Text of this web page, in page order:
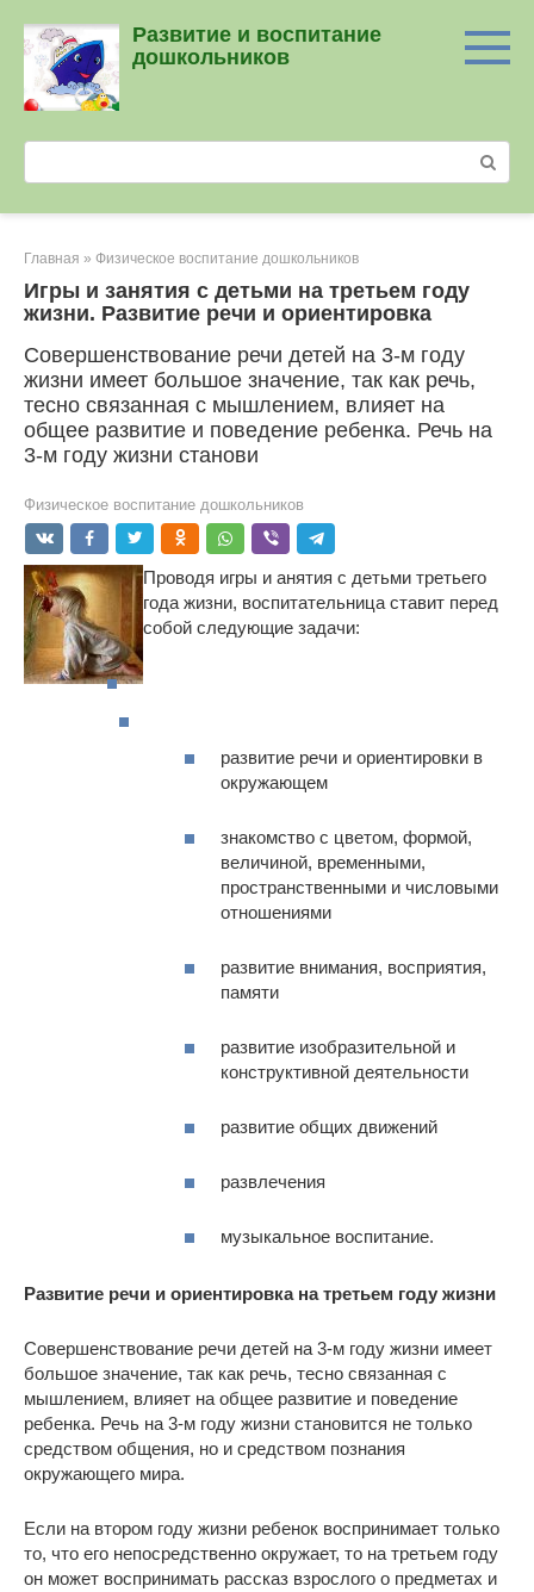
контенту
Развитие и воспитание
дошкольников
Главная » Физическое воспитание дошкольников
Игры и занятия с детьми на третьем году
жизни. Развитие речи и ориентировка
Совершенствование речи детей на 3-м году
жизни имеет большое значение, так как речь,
тесно связанная с мышлением, влияет на
общее развитие и поведение ребенка. Речь на
3-м году жизни станови
Физическое воспитание дошкольников
Проводя игры и анятия с детьми третьего
года жизни, воспитательница ставит перед
собой следующие задачи:
развитие речи и ориентировки в
окружающем
знакомство с цветом, формой,
величиной, временными,
пространственными и числовыми
отношениями
развитие внимания, восприятия,
памяти
развитие изобразительной и
конструктивной деятельности
развитие общих движений
развлечения
музыкальное воспитание.
Развитие речи и ориентировка на третьем году жизни
Совершенствование речи детей на 3-м году жизни имеет
большое значение, так как речь, тесно связанная с
мышлением, влияет на общее развитие и поведение
ребенка. Речь на 3-м году жизни становится не только
средством общения, но и средством познания
окружающего мира.
Если на втором году жизни ребенок воспринимает только
то, что его непосредственно окружает, то на третьем году
он может воспринимать рассказ взрослого о предметах и